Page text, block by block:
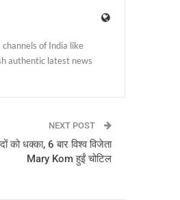
of India like
authentic latest news
NEXT POST
को धक्का, 6 बार विश्व विजेता
Mary Kom हुईं चोटिल